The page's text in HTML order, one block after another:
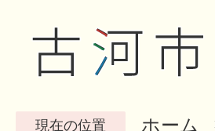
現在の位置 ホーム